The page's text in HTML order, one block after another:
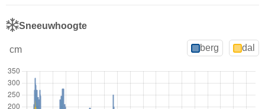
Sneeuwhoogte
cm berg dal